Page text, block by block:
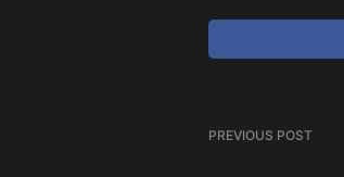
PREVIOUS POST